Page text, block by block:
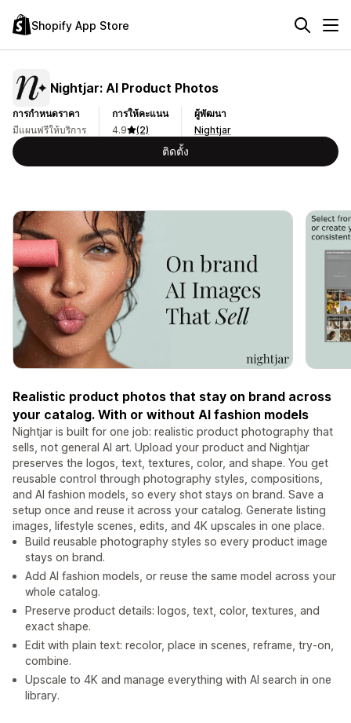
Shopify App Store
Nightjar: AI Product Photos
การกำหนดราคา
มีแผนฟรีให้บริการ
การให้คะแนน
4.9
(2)
ผู้พัฒนา
Nightjar
ติดตั้ง
Realistic product photos that stay on brand across
your catalog. With or without AI fashion models
Nightjar is built for one job: realistic product photography that
sells, not general AI art. Upload your product and Nightjar
preserves the logos, text, textures, color, and shape. You get
reusable control through photography styles, compositions,
and AI fashion models, so every shot stays on brand. Save a
setup once and reuse it across your catalog. Generate listing
images, lifestyle scenes, edits, and 4K upscales in one place.
Build reusable photography styles so every product image
stays on brand.
Add AI fashion models, or reuse the same model across your
whole catalog.
Preserve product details: logos, text, color, textures, and
exact shape.
Edit with plain text: recolor, place in scenes, reframe, try-on,
combine.
Upscale to 4K and manage everything with AI search in one
library.